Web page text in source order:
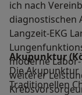
ich nach
diagnostischen
Langzeit-EKG
moderne
weiterer
Akupunktur
Die Akupunktur
Traditionellen